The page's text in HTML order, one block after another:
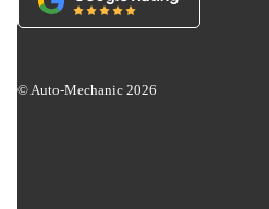
© Auto-Mechanic 2026